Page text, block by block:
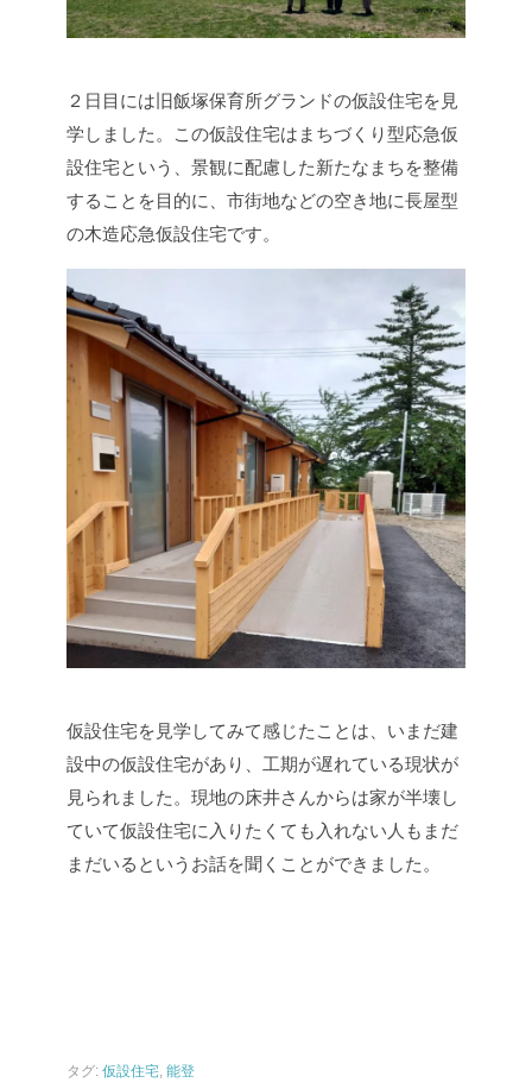
２日目には旧飯塚保育所グランドの仮設住宅を見
学しました。この仮設住宅はまちづくり型応急仮
設住宅という、景観に配慮した新たなまちを整備
することを目的に、市街地などの空き地に長屋型
の木造応急仮設住宅です。
仮設住宅を見学してみて感じたことは、いまだ建
設中の仮設住宅があり、工期が遅れている現状が
見られました。現地の床井さんからは家が半壊し
ていて仮設住宅に入りたくても入れない人もまだ
まだいるというお話を聞くことができました。
タグ: 仮設住宅, 能登